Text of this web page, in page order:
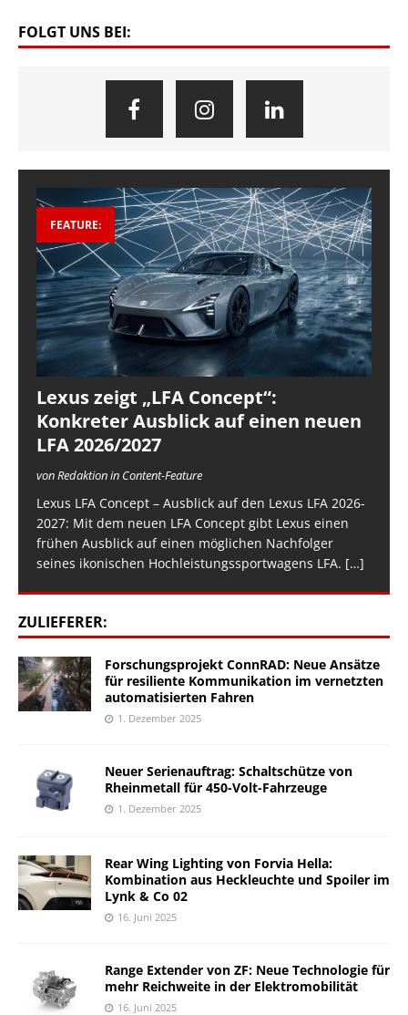
FOLGT UNS BEI:
FEATURE:
Lexus zeigt „LFA Concept“:
Konkreter Ausblick auf einen neuen
LFA 2026/2027
von Redaktion in Content-Feature
Lexus LFA Concept – Ausblick auf den Lexus LFA 2026-
2027: Mit dem neuen LFA Concept gibt Lexus einen
frühen Ausblick auf einen möglichen Nachfolger
seines ikonischen Hochleistungssportwagens LFA. […]
ZULIEFERER:
Forschungsprojekt ConnRAD: Neue Ansätze
für resiliente Kommunikation im vernetzten
automatisierten Fahren
1. Dezember 2025
Neuer Serienauftrag: Schaltschütze von
Rheinmetall für 450-Volt-Fahrzeuge
1. Dezember 2025
Rear Wing Lighting von Forvia Hella:
Kombination aus Heckleuchte und Spoiler im
Lynk & Co 02
16. Juni 2025
Range Extender von ZF: Neue Technologie für
mehr Reichweite in der Elektromobilität
16. Juni 2025